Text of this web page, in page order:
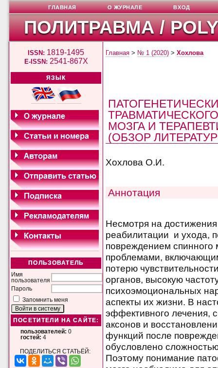
ПОЛИТРАВМА /
ISSN: 1819-1495
E-ISSN: 2541-867X
ЯЗЫК
ПОЛЬЗОВАТЕЛЬ
Имя
пользователя
Пароль
Запомнить меня
ПОСЕТИТЕЛИ НА САЙТЕ:
пользователей: 0
гостей: 4
ПОДЕЛИТЬСЯ СТАТЬЁЙ:
ГЛАВНАЯ О ЖУРНАЛЕ ВХОД
Главная > № 1 (2020) >Хохлова
МОЗГА И
(ОБЗОР
Хохлова О.И.
Аннотация
Несмотря на
реабилитации и ухода,
повреждением спинного
проблемами,
потерю
органов, высокую
психоэмоциональных
аспекты их жизни. В
эффективного лечения,
аксонов и
функций после
обусловлено
Поэтому понимание